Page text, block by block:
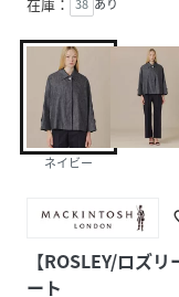
在庫： 38 あり
ネイビー
【ROSLEY/ロズ
ート